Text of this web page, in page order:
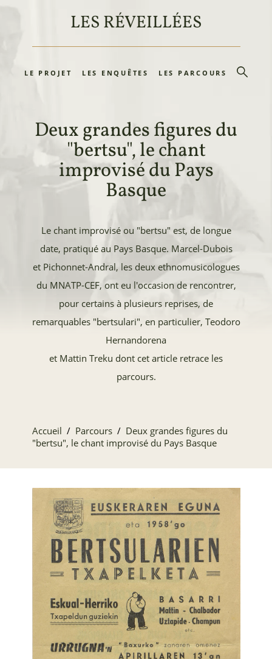
LES RÉVEILLÉES
LE PROJET LES ENQUÊTES LES PARCOURS
Deux grandes figures du
"bertsu", le chant
improvisé du Pays
Basque
Le chant improvisé ou "bertsu" est, de longue
date, pratiqué au Pays Basque. Marcel-Dubois
et Pichonnet-Andral, les deux ethnomusicologues
du MNATP-CEF, ont eu l'occasion de rencontrer,
pour certains à plusieurs reprises, de
remarquables "bertsulari", en particulier, Teodoro
Hernandorena
et Mattin Treku dont cet article retrace les
parcours.
Accueil Parcours
Deux grandes figures du
"bertsu", le chant improvisé du Pays Basque